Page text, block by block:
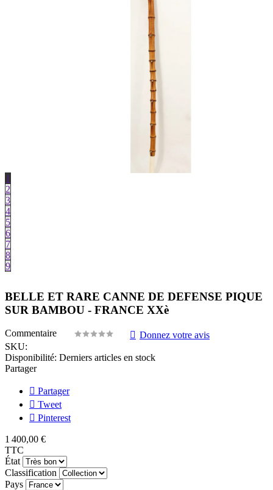
1
2
3
4
5
6
7
8
9
BELLE ET RARE CANNE DE DEFENSE PIQUE
SUR BAMBOU - FRANCE XXè
Commentaire
Donnez votre avis
SKU:
Disponibilité: Derniers articles en stock
Partager
Partager
Tweet
Pinterest
1 400,00 €
TTC
État
Classification
Pays